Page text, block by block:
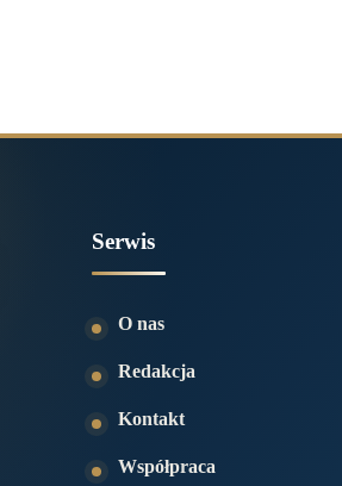
Serwis
O nas
Redakcja
Kontakt
Współpraca